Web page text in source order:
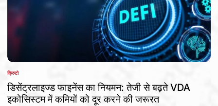
POSTED
IN
क्रिप्टो
डिसेंट्रलाइज्ड फाइनेंस का नियमन: तेजी से बढ़ते VDA
इकोसिस्टम में कमियों को दूर करने की जरूरत